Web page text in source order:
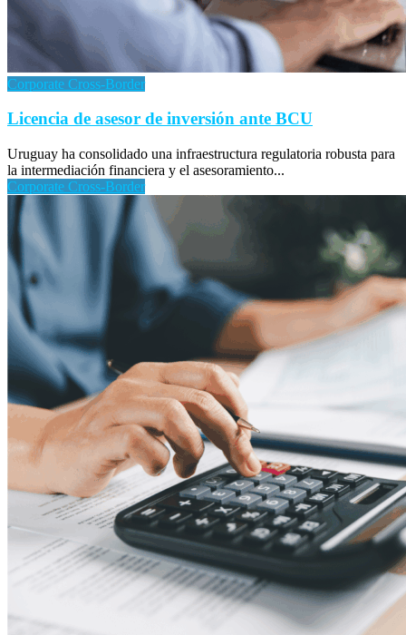
Corporate Cross-Border
Licencia de asesor de inversión ante BCU
Uruguay ha consolidado una infraestructura regulatoria robusta para
la intermediación financiera y el asesoramiento...
Corporate Cross-Border